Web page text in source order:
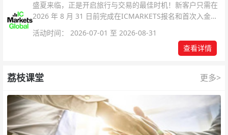
盛夏来临，正是开启旅行与交易的最佳时机！新客户只需在
2026 年 8 月 31 日前完成在ICMARKETS报名和首次入金即
活动时间： 2026-07-01 至 2026-08-31
查看详情
荔枝课堂 更多>